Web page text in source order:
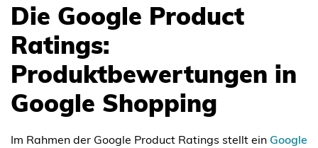
Die Google Product
Ratings:
Produktbewertungen in
Google Shopping
Im Rahmen der Google Product Ratings stellt ein Google